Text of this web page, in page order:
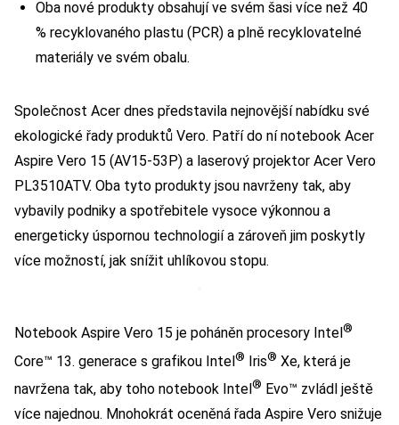
Oba nové produkty obsahují ve svém šasi více než 40
% recyklovaného plastu (PCR) a plně recyklovatelné
materiály ve svém obalu.
Společnost Acer dnes představila nejnovější nabídku své
ekologické řady produktů Vero. Patří do ní notebook Acer
Aspire Vero 15 (AV15-53P) a laserový projektor Acer Vero
PL3510ATV. Oba tyto produkty jsou navrženy tak, aby
vybavily podniky a spotřebitele vysoce výkonnou a
energeticky úspornou technologií a zároveň jim poskytly
více možností, jak snížit uhlíkovou stopu.
Notebook Aspire Vero 15 je poháněn procesory Intel ®
Core™ 13. generace s grafikou Intel® Iris® Xe, která je
navržena tak, aby toho notebook Intel ® Evo™ zvládl ještě
více najednou. Mnohokrát oceněná řada Aspire Vero snižuje